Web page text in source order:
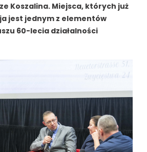
Koszalina. Miejsca, których już
jest jednym z elementów
60-lecia działalności